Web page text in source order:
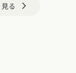
る arrow_forward_ios